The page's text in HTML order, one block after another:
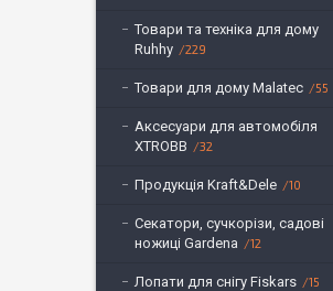
Товари та техніка для дому
Ruhhy
229
Товари для дому Malatec 55
Аксесуари для автомобіля
XTROBB
32
Продукція Kraft&Dele 10
Секатори, сучкорізи, садові
ножиці Gardena
12
Лопати для снігу Fiskars 15